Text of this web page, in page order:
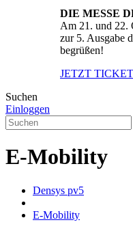
DIE MESSE
Am 21. und 22.
zur 5. Ausgabe
begrüßen!
JETZT
Suchen
Einloggen
E-Mobility
Densys pv5
E-Mobility